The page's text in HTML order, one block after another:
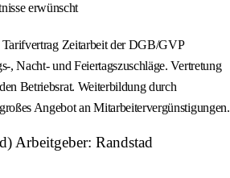
erwünscht
Zeitarbeit der DGB/GVP
, Nacht- und Feiertagszuschläge. Vertretung
Betriebsrat. Weiterbildung durch
Angebot an Mitarbeitervergünstigungen.
Arbeitgeber: Randstad